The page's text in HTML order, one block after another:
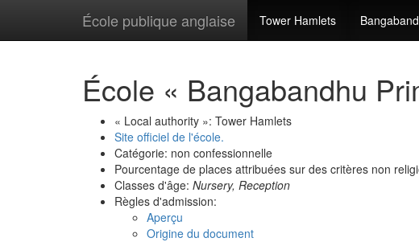
École publique anglaise Tower Hamlets
École « Bangabandhu
« Local authority »: Tower Hamlets
Site officiel de l'école.
Catégorie: non confessionnelle
Pourcentage de places attribuées sur des critères non
Classes d'âge: Nursery, Reception
Règles d'admission:
Aperçu
Origine du document